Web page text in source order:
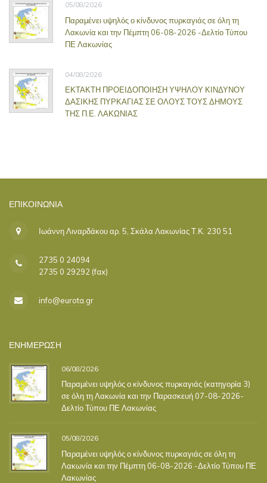
05/08/2026
Παραμένει υψηλός ο κίνδυνος πυρκαγιάς σε όλη τη
Λακωνία και την Πέμπτη 06-08-2026 -Δελτίο Τύπου
ΠΕ Λακωνίας
04/08/2026
ΕΚΤΑΚΤΗ ΠΡΟΕΙΔΟΠΟΙΗΣΗ ΥΨΗΛΟΥ ΚΙΝΔΥΝΟΥ
ΔΑΣΙΚΗΣ ΠΥΡΚΑΓΙΑΣ ΣΕ ΟΛΟΥΣ ΤΟΥΣ ΔΗΜΟΥΣ
ΤΗΣ Π.Ε. ΛΑΚΩΝΙΑΣ
ΕΠΙΚΟΙΝΩΝΊΑ
Ιωάννη Λιναρδάκου αρ. 5, Σκάλα Λακωνίας Τ.Κ. 230 51
2735 0 24094
2735 0 29292 (fax)
info@eurota.gr
ΕΝΗΜΕΡΩΣΗ
06/08/2026
Παραμένει υψηλός ο κίνδυνος πυρκαγιάς (κατηγορία 3)
σε όλη τη Λακωνία και την Παρασκευή 07-08-2026-
Δελτίο Τύπου ΠΕ Λακωνίας
05/08/2026
Παραμένει υψηλός ο κίνδυνος πυρκαγιάς σε όλη τη
Λακωνία και την Πέμπτη 06-08-2026 -Δελτίο Τύπου ΠΕ
Λακωνίας